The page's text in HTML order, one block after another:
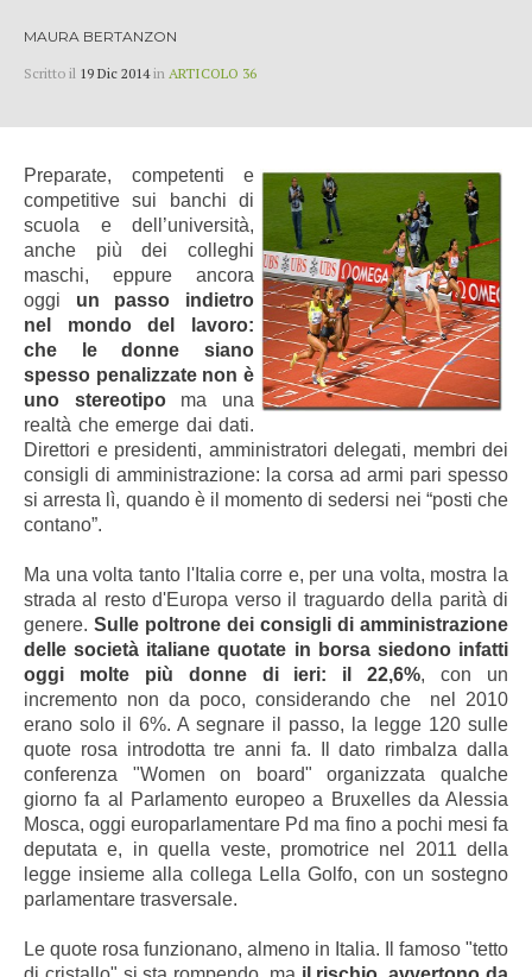
MAURA BERTANZON
Scritto il 19 Dic 2014in ARTICOLO 36
Preparate, competenti e
competitive sui banchi di
scuola e dell’università,
anche più dei colleghi
maschi, eppure ancora
oggi un passo indietro
nel mondo del lavoro:
che le donne siano
spesso penalizzate non è
uno stereotipoma una
realtà che emerge dai dati.
Direttori e presidenti, amministratori delegati, membri dei
consigli di amministrazione: la corsa ad armi pari spesso
si arresta lì, quando è il momento di sedersi nei “posti che
contano”.
Ma una volta tanto l'Italia corre e, per una volta, mostra la
strada al resto d'Europa verso il traguardo della parità di
genere. Sulle poltrone dei consigli di amministrazione
delle società italiane quotate in borsa siedono infatti
oggi molte più donne di ieri: il 22,6%, con un
incremento non da poco, considerando che nel 2010
erano solo il 6%. A segnare il passo, la legge 120 sulle
quote rosa introdotta tre anni fa. Il dato rimbalza dalla
conferenza "Women on board" organizzata qualche
giorno fa al Parlamento europeo a Bruxelles da Alessia
Mosca, oggi europarlamentare Pd ma fino a pochi mesi fa
deputata e, in quella veste, promotrice nel 2011 della
legge insieme alla collega Lella Golfo, con un sostegno
parlamentare trasversale.
Le quote rosa funzionano, almeno in Italia. Il famoso "tetto